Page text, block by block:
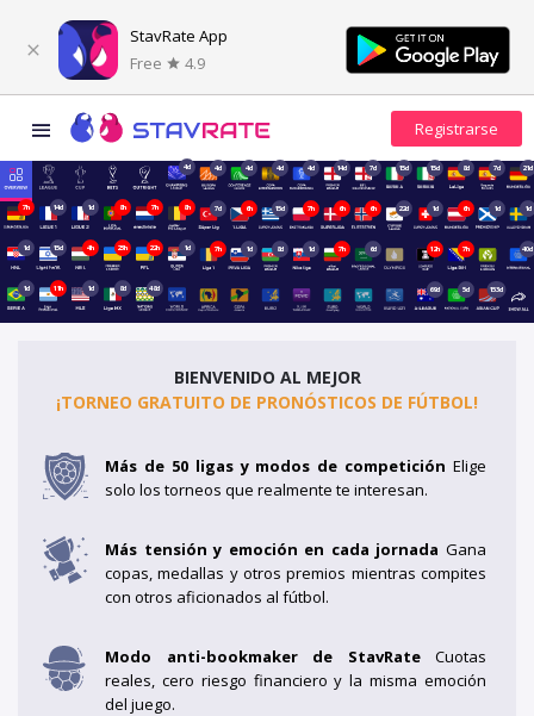
StavRate App
Free
4.9
4d 4d 4d 4d 4d 14d 7d 15d 15d 8d 7d 21d
7h 14d 1d 8h 7h 8h 7d 6h 15d 7h 6h 6h 22d 1d 6h 1d 1d
1d 15d 4h 23h 22h 1d 7h 1d 8d 1d 7h 6d 12h 7h 40d
1d 11h 1d 8d 48d 69d 5d 153d
BIENVENIDO AL MEJOR
¡TORNEO GRATUITO DE PRONÓSTICOS DE FÚTBOL!
Más de 50 ligas y modos de competición Elige
solo los torneos que realmente te interesan.
Más tensión y emoción en cada jornada Gana
copas, medallas y otros premios mientras compites
con otros aficionados al fútbol.
Modo anti-bookmaker de StavRateCuotas
reales, cero riesgo financiero y la misma emoción
del juego.